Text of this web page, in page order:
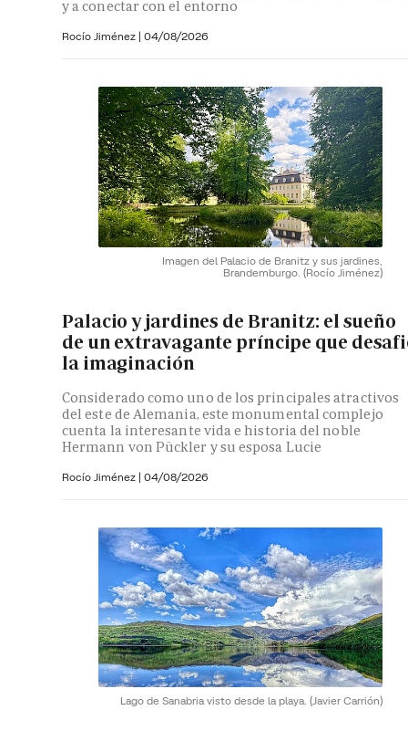
y a conectar con el entorno
Rocío Jiménez | 04/08/2026
Imagen del Palacio de Branitz y sus jardines,
Brandemburgo. (Rocío Jiménez)
Palacio y jardines de Branitz: el sueño
de un extravagante príncipe que
la imaginación
Considerado como uno de los principales atractivos
del este de Alemania, este monumental complejo
cuenta la interesante vida e historia del noble
Hermann von Pückler y su esposa Lucie
Rocío Jiménez | 04/08/2026
Lago de Sanabria visto desde la playa. (Javier Carrión)